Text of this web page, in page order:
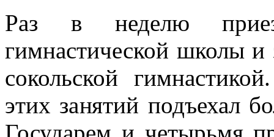
Раз в неделю
гимнастической школы и
сокольской
этих занятий подъехал